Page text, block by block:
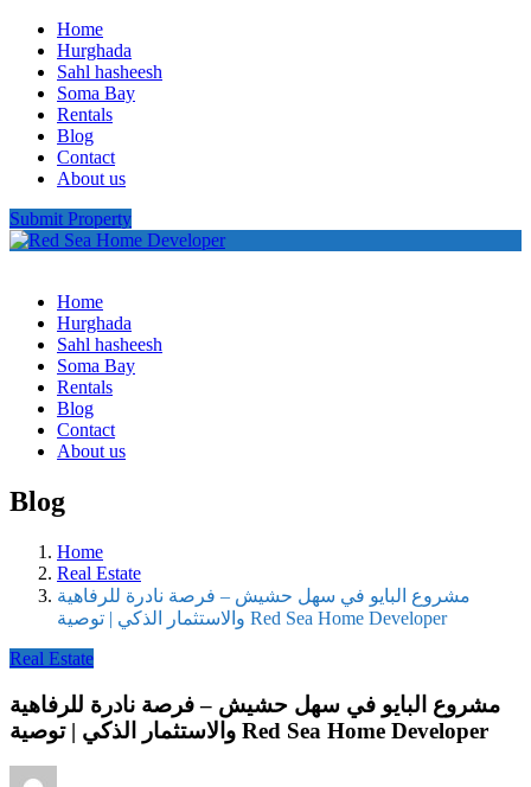
Home
Hurghada
Sahl hasheesh
Soma Bay
Rentals
Blog
Contact
About us
Submit Property
Home
Hurghada
Sahl hasheesh
Soma Bay
Rentals
Blog
Contact
About us
Blog
Home
Real Estate
مشروع البايو في سهل حشيش – فرصة نادرة للرفاهية
والاستثمار الذكي | توصية Red Sea Home Developer
Real Estate
مشروع البايو في سهل حشيش – فرصة نادرة للرفاهية
والاستثمار الذكي | توصية Red Sea Home Developer